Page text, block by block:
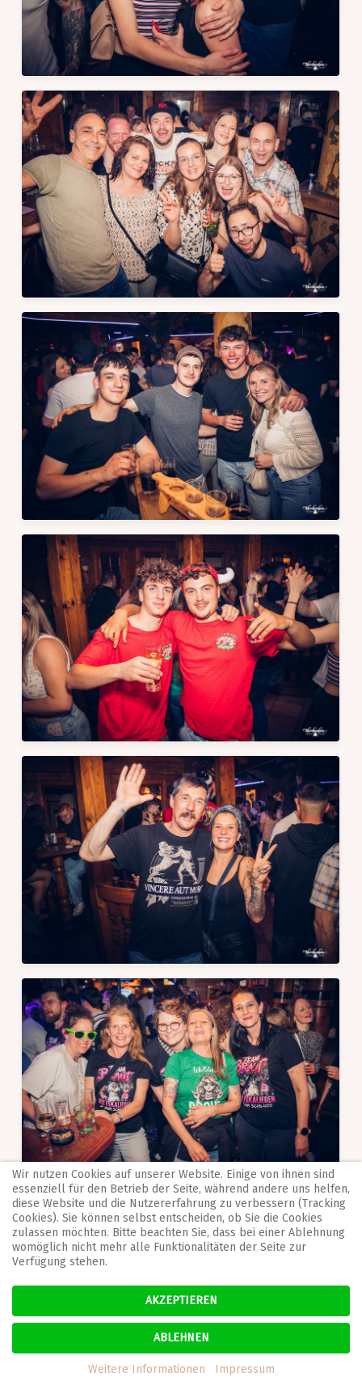
Wir nutzen Cookies auf unserer Website. Einige von ihnen sind
essenziell für den Betrieb der Seite, während andere uns helfen,
diese Website und die Nutzererfahrung zu verbessern (Tracking
Cookies). Sie können selbst entscheiden, ob Sie die Cookies
zulassen möchten. Bitte beachten Sie, dass bei einer Ablehnung
womöglich nicht mehr alle Funktionalitäten der Seite zur
Verfügung stehen.
AKZEPTIEREN
ABLEHNEN
Weitere Informationen Impressum